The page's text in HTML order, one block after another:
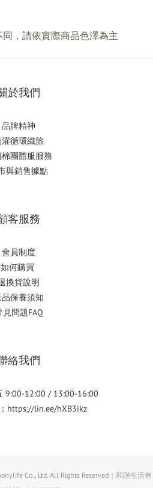
，請依實際商品色澤為主
於我們
品牌精神
灌循環織旅
團體服服務
與銷售據點
客服務
會員制度
如何購買
換貨說明
品保養須知
見問題FAQ
絡我們
9:00-12:00 / 13:00-16:00
https://lin.ee/hXB3ikz
Co., Ltd. All Rights Reserved｜和諧生活有